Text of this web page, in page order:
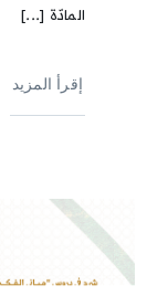
المادّة [...]
إقرأ المزيد